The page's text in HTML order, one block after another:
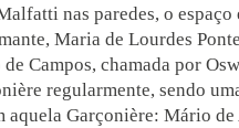
nas paredes, o
Maria de Lourdes
Campos, chamada por
regularmente, sendo
aquela Garçonière: Mário